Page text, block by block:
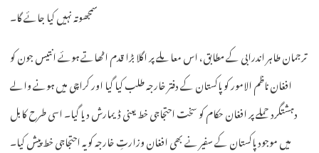
سمجھوتہ نہیں کیا جائے گا۔
ترجمان طاہر اندرابی کے مطابق، اس معاملے پر اگلا بڑا قدم اٹھاتے ہوئے انتیس جون کو
افغان ناظم الامور کو پاکستان کے دفتر خارجہ طلب کیا گیا اور کراچی میں ہونے والے
دہشتگرد حملے پر افغان حکام کو سخت احتجاجی خط یعنی ڈیمارش دیا گیا۔ اسی طرح کابل
میں موجود پاکستان کے سفیر نے بھی افغان وزارتِ خارجہ کو یہ احتجاجی خط پیش کیا۔